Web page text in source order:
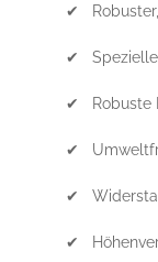
✔ Robuster,
✔
✔ Robuste
✔
✔
✔